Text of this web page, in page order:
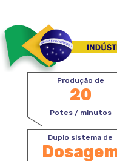
Produção de
20
Potes / minutos
Duplo sistema de